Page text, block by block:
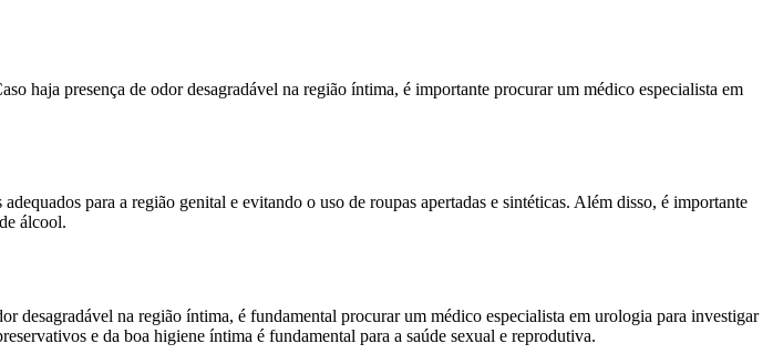
haja presença de odor desagradável na região íntima, é importante procurar um médico especialista em
para a região genital e evitando o uso de roupas apertadas e sintéticas. Além disso, é importante
álcool.
desagradável na região íntima, é fundamental procurar um médico especialista em urologia para investigar
e da boa higiene íntima é fundamental para a saúde sexual e reprodutiva.